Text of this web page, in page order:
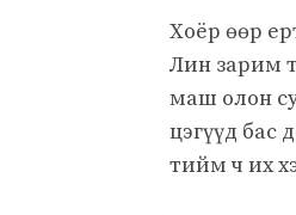
Хоёр өөр
Лин зарим
маш олон
цэгүүд бас
тийм ч их